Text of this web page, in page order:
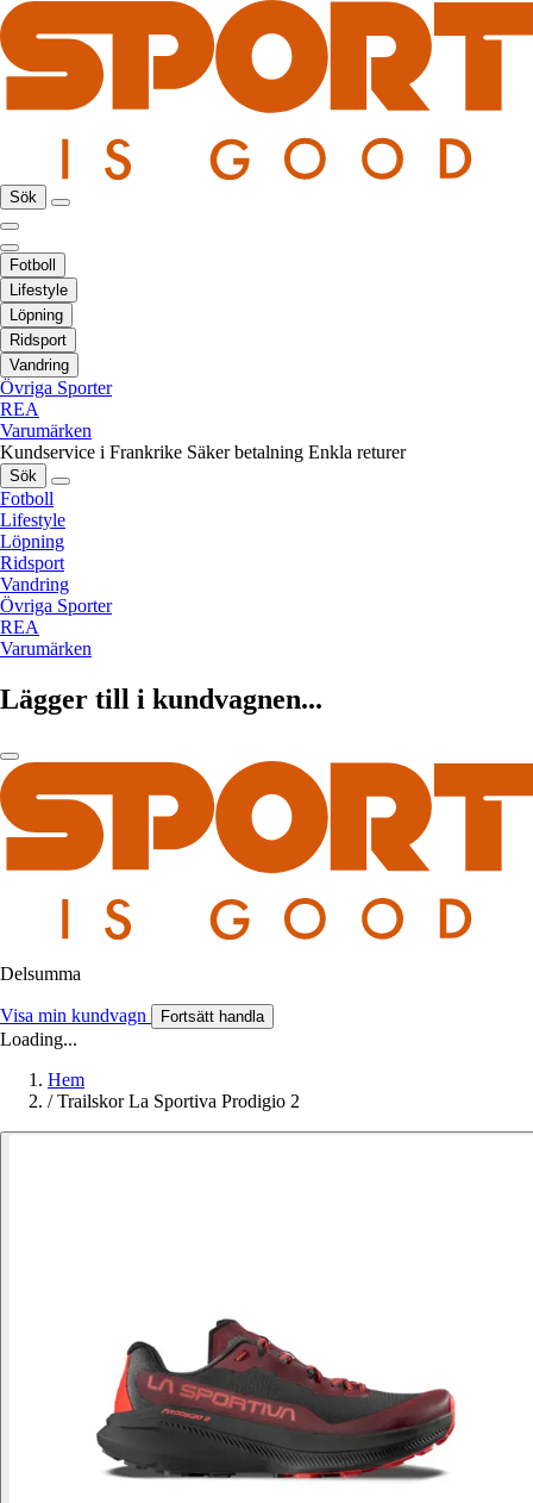
Sök
Fotboll
Lifestyle
Löpning
Ridsport
Vandring
Övriga Sporter
REA
Varumärken
Kundservice i Frankrike Säker betalning Enkla returer
Sök
Fotboll
Lifestyle
Löpning
Ridsport
Vandring
Övriga Sporter
REA
Varumärken
Lägger till i kundvagnen...
Delsumma
Visa min kundvagn Fortsätt handla
Loading...
Hem
/ Trailskor La Sportiva Prodigio 2